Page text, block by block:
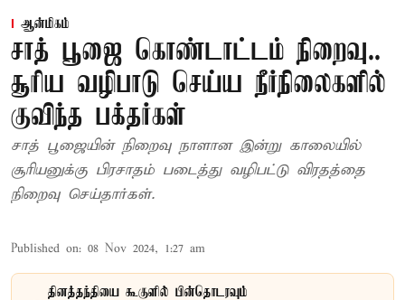
ஆன்மிகம்
சாத் பூஜை கொண்டாட்டம் நிறைவு..
சூரிய வழிபாடு செய்ய நீர்நிலைகளில்
குவிந்த பக்தர்கள்
சாத் பூஜையின் நிறைவு நாளான இன்று காலையில்
சூரியனுக்கு பிரசாதம் படைத்து வழிபட்டு விரதத்தை
நிறைவு செய்தார்கள்.
Published on: 08 Nov 2024, 1:27 am
தினத்தந்தியை கூகுளில் பின்தொடரவும்